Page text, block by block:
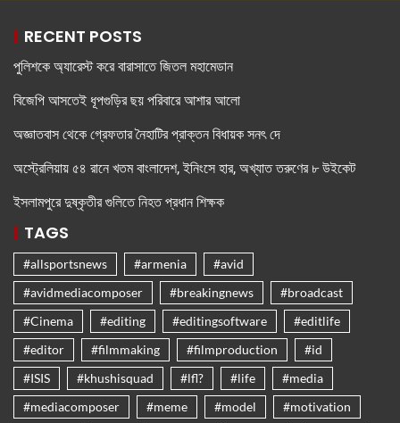
RECENT POSTS
পুলিশকে অ্যারেস্ট করে বারাসাতে জিতল মহামেডান
বিজেপি আসতেই ধূপগুড়ির ছয় পরিবারে আশার আলো
অজ্ঞাতবাস থেকে গ্রেফতার নৈহাটির প্রাক্তন বিধায়ক সনৎ দে
অস্ট্রেলিয়ায় ৫৪ রানে খতম বাংলাদেশ, ইনিংসে হার, অখ্যাত তরুণের ৮ উইকেট
ইসলামপুরে দুষ্কৃতীর গুলিতে নিহত প্রধান শিক্ষক
TAGS
#allsportsnews #armenia
#avid
#avidmediacomposer
#breakingnews
#broadcast
#Cinema
#editing #editingsoftware
#editlife
#editor
#filmmaking #filmproduction
#id
#ISIS
#khushisquad #lfl? #life
#media
#mediacomposer
#meme #model
#motivation